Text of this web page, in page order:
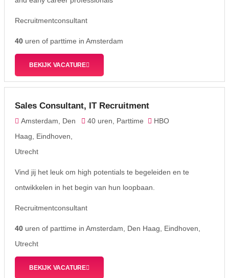
Recruitmentconsultant
40 uren of parttime in Amsterdam
BEKIJK VACATURE
Sales Consultant, IT Recruitment
Amsterdam, Den
Haag, Eindhoven,
Utrecht
40 uren, Parttime HBO
Vind jij het leuk om high potentials te begeleiden en te
ontwikkelen in het begin van hun loopbaan.
Recruitmentconsultant
40 uren of parttime in Amsterdam, Den Haag, Eindhoven,
Utrecht
BEKIJK VACATURE